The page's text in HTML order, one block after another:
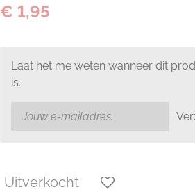
€ 1,95
Laat het me weten wanneer dit
is.
Uitverkocht